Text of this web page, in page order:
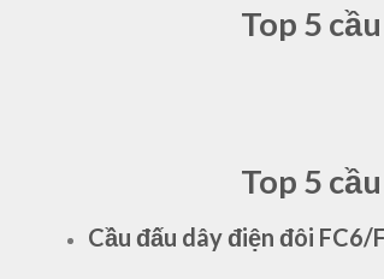
Top 5
Top 5
Cầu đấu dây điện đôi FC6/